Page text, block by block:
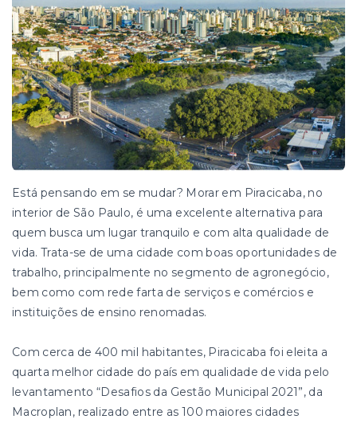
Está pensando em se mudar? Morar em Piracicaba, no
interior de São Paulo, é uma excelente alternativa para
quem busca um lugar tranquilo e com alta qualidade de
vida. Trata-se de uma cidade com boas oportunidades de
trabalho, principalmente no segmento de agronegócio,
bem como com rede farta de serviços e comércios e
instituições de ensino renomadas.
Com cerca de 400 mil habitantes, Piracicaba foi eleita a
quarta melhor cidade do país em qualidade de vida pelo
levantamento “Desafios da Gestão Municipal 2021”, da
Macroplan, realizado entre as 100 maiores cidades